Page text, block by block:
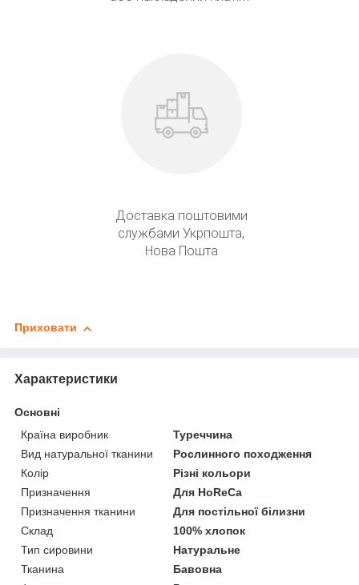
Доставка поштовими
службами Укрпошта,
Нова Пошта
Приховати
Характеристики
Основні
Країна виробник
Туреччина
Вид натуральної тканини
Рослинного походження
Колір
Різні кольори
Призначення
Для HoReCa
Призначення тканини
Для постільної білизни
Склад
100% хлопок
Тип сировини
Натуральне
Тканина
Бавовна